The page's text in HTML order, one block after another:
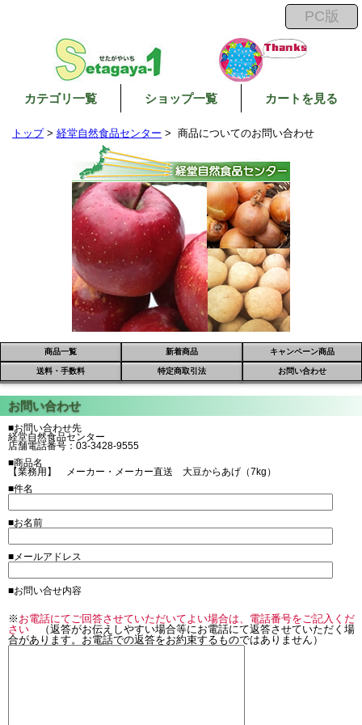
カテゴリ一覧 ショップ一覧 カートを見る
トップ> 経堂自然食品センター > 商品についてのお問い合わせ
商品一覧 新着商品 キャンペーン商品
送料・手数料 特定商取引法 お問い合わせ
■お問い合わせ先
経堂自然食品センター
店舗電話番号：03-3428-9555
■商品名
【業務用】 メーカー・メーカー直送 大豆からあげ（7kg）
■件名
■お名前
■メールアドレス
■お問い合せ内容
※ お電話にてご回答させていただいてよい場合は、電話番号をご記入くだ
さい （返答がお伝えしやすい場合等にお電話にて返答させていただく場
合があります。お電話での返答をお約束するものではありません）